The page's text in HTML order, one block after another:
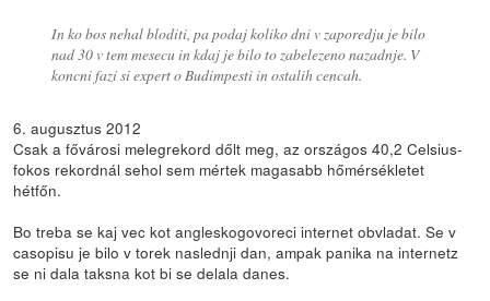
In ko bos nehal bloditi, pa podaj koliko dni v zaporedju je bilo
nad 30 v tem mesecu in kdaj je bilo to zabelezeno nazadnje. V
koncni fazi si expert o Budimpesti in ostalih cencah.
6. augusztus 2012
Csak a fővárosi melegrekord dőlt meg, az országos 40,2 Celsius-
fokos rekordnál sehol sem mértek magasabb hőmérsékletet
hétfőn.
Bo treba se kaj vec kot angleskogovoreci internet obvladat. Se v
casopisu je bilo v torek naslednji dan, ampak panika na internetz
se ni dala taksna kot bi se delala danes.